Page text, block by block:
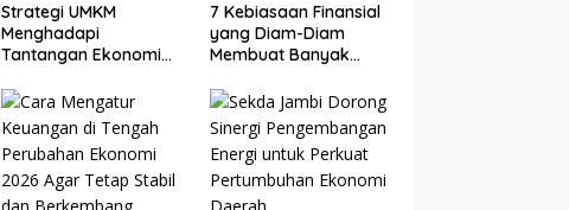
Strategi UMKM
Menghadapi
Tantangan Ekonomi
Digitalisasi, dan Daya
Saing
7 Kebiasaan Finansial
yang Diam-Diam
Membuat Banyak
Sudah Anda Lakukan?